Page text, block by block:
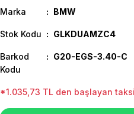
Marka BMW
Stok Kodu GLKDUAMZC4
Barkod
Kodu
G20-EGS-3.40-C
*1.035,73 TL den başlayan